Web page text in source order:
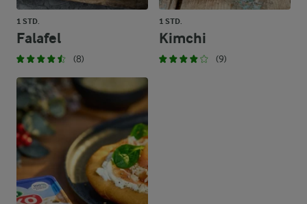
1 STD.
Falafel
(8)
1 STD.
Kimchi
(9)